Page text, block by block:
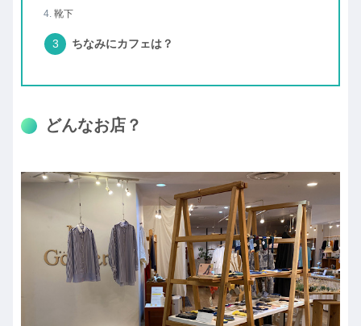
靴下
ちなみにカフェは？
どんなお店？